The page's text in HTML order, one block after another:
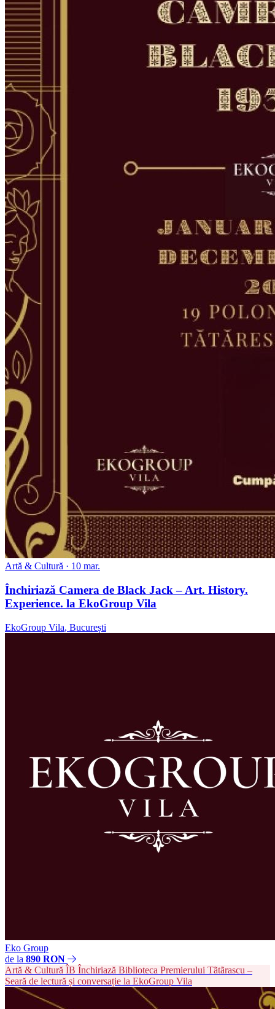
Artă & Cultură · 10 mar.
Închiriază Camera de Black Jack – Art. History.
Experience. la EkoGroup Vila
EkoGroup Vila, București
Eko Group
de la 890 RON
Artă & Cultură ÎB Închiriază Biblioteca Premierului Tãtãrascu –
Seară de lectură și conversație la EkoGroup Vila